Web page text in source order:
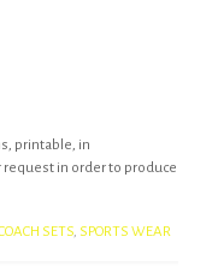
printable, in
in order to produce
SETS, SPORTS WEAR